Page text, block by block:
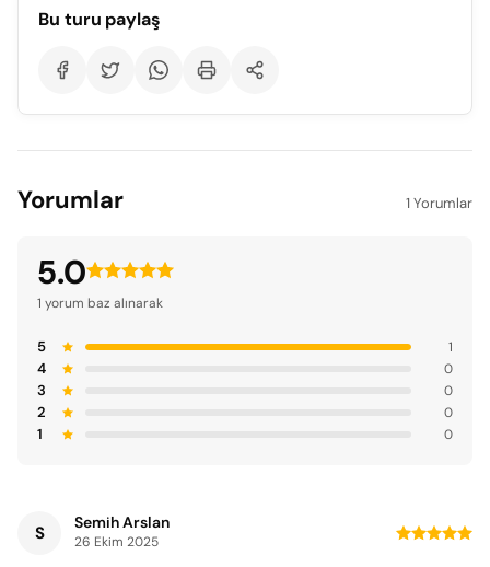
Bu turu paylaş
Yorumlar 1 Yorumlar
5.0
1 yorum baz alınarak
5 1
4 0
3 0
2 0
1 0
S Semih Arslan
26 Ekim 2025